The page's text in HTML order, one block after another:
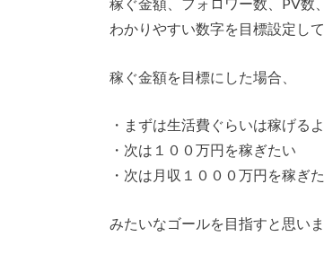
わかりやすい数字を目標設定し
稼ぐ金額を目標にした場合、
・まずは生活費ぐらいは稼げる
・次は１００万円を稼ぎたい
・次は月収１０００万円を稼ぎ
みたいなゴールを目指すと思いま